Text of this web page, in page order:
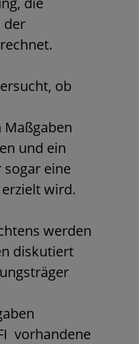
der
ob
Maßgaben
und ein
eine
wird.
werden
diskutiert
vorhandene